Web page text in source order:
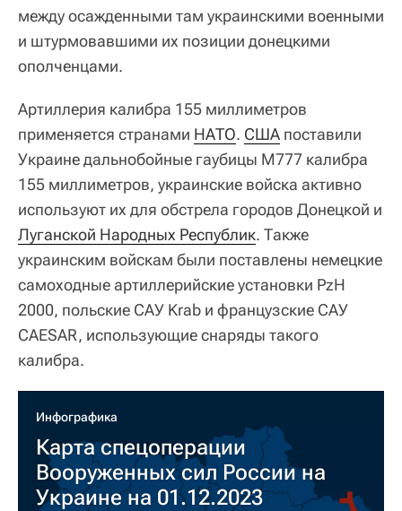
между осажденными там украинскими военными
и штурмовавшими их позиции донецкими
ополченцами.
Артиллерия калибра 155 миллиметров
применяется странами НАТО. США поставили
Украине дальнобойные гаубицы M777 калибра
155 миллиметров, украинские войска активно
используют их для обстрела городов Донецкой и
Луганской Народных Республик. Также
украинским войскам были поставлены немецкие
самоходные артиллерийские установки PzH
2000, польские САУ Krab и французские САУ
CAESAR, использующие снаряды такого
калибра.
Инфографика
Карта спецоперации
Вооруженных сил России на
Украине на 01.12.2023